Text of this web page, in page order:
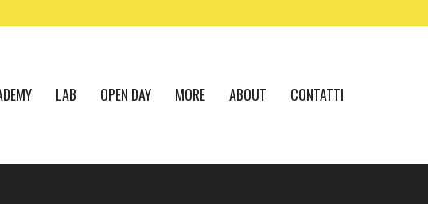
LAB OPEN DAY MORE ABOUT CONTATTI